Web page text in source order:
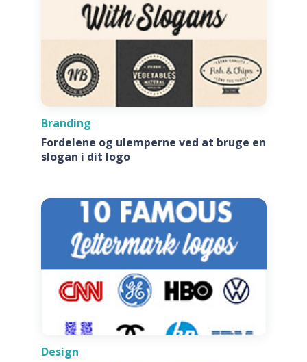
Branding
Fordelene og ulemperne ved at bruge en
slogan i dit logo
Design